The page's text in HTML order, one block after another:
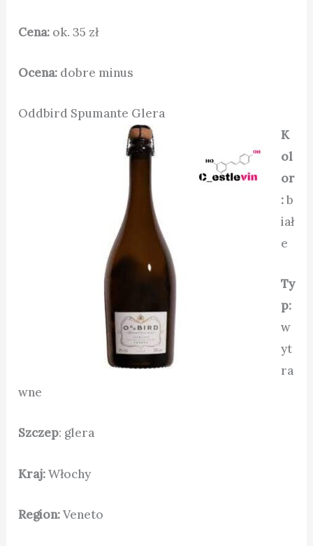
Cena: ok. 35 zł
Ocena: dobre minus
Oddbird Spumante Glera
K
ol
or
:b
iał
e
Ty
p:
w
yt
ra
wne
Szczep: glera
Kraj:Włochy
Region:Veneto